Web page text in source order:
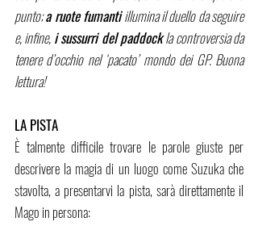
punto; a ruote fumanti illumina il duello da seguire
e, infine, i sussurri del paddock la controversia da
tenere d’occhio nel ‘pacato’ mondo dei GP. Buona
lettura!
LA PISTA
È talmente difficile trovare le parole giuste per
descrivere la magia di un luogo come Suzuka che
stavolta, a presentarvi la pista, sarà direttamente il
Mago in persona: